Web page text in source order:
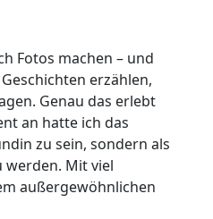
Fotos machen – und
erzählen,
Genau das erlebt
an hatte ich das
zu sein, sondern als
werden. Mit viel
außergewöhnlichen